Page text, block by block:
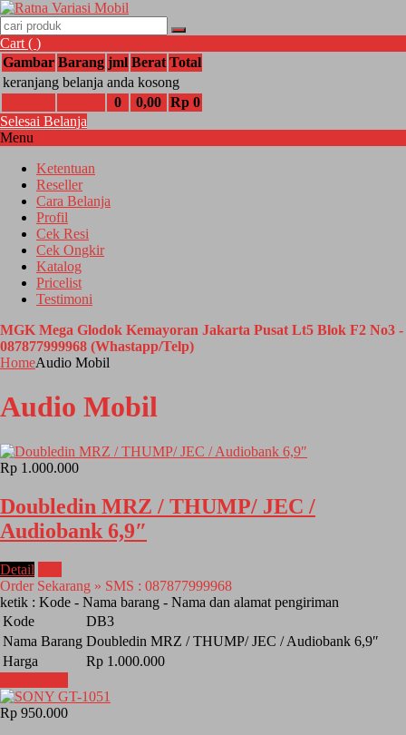
Cart ( )
Gambar Barang jml Berat Total
keranjang belanja anda kosong
0
0,00 Rp 0
Selesai Belanja
Menu
Ketentuan
Reseller
Cara Belanja
Profil
Cek Resi
Cek Ongkir
Katalog
Pricelist
Testimoni
MGK Mega Glodok Kemayoran Jakarta Pusat Lt5 Blok F2 No3 -
087877999968 (Whastapp/Telp)
HomeAudio Mobil
Audio Mobil
Rp 1.000.000
Doubledin MRZ / THUMP/ JEC /
Audiobank 6,9″
Detail
Order Sekarang » SMS : 087877999968
ketik : Kode - Nama barang - Nama dan alamat pengiriman
Kode
DB3
Nama Barang Doubledin MRZ / THUMP/ JEC / Audiobank 6,9″
Harga
Rp 1.000.000
Rp 950.000